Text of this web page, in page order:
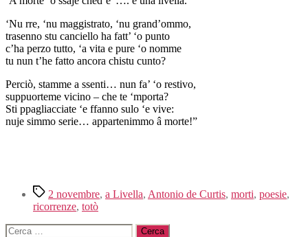
‘Nu rre, ‘nu maggistrato, ‘nu grand’ommo,
trasenno stu canciello ha fatt’ ‘o punto
c’ha perzo tutto, ‘a vita e pure ‘o nomme
tu nun t’he fatto ancora chistu cunto?
Perciò, stamme a ssenti… nun fa’ ‘o restivo,
suppuorteme vicino – che te ‘mporta?
Sti ppagliacciate ‘e ffanno sulo ‘e vive:
nuje simmo serie… appartenimmo â morte!”
Tag 2 novembre, a Livella, Antonio de Curtis, morti, poesie,
ricorrenze, totò
Cerca: